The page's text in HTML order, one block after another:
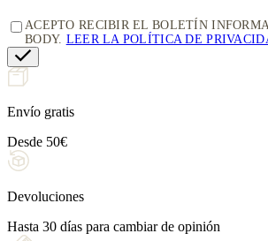
ACEPTO RECIBIR EL BOLETÍN
BODY. LEER LA POLÍTICA DE
Envío gratis
Desde 50€
Devoluciones
Hasta 30 días para cambiar de opinión